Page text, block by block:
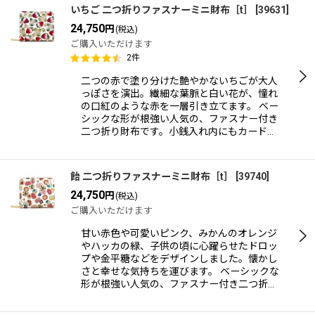
いちご 二つ折りファスナーミニ財布［t］ 39631
24,750円 (税込)
ご購入いただけます
2件
二つの赤で塗り分けた艶やかないちごが大人
っぽさを演出。繊細な葉脈と白い花が、憧れ
の口紅のような赤を一層引き立てます。 ベー
シックな形が根強い人気の、ファスナー付き
二つ折り財布です。小銭入れ内にもカード…
飴 二つ折りファスナーミニ財布［t］ 39740
24,750円 (税込)
ご購入いただけます
甘い赤色や可愛いピンク、みかんのオレンジ
やハッカの緑、子供の頃に心躍らせたドロッ
プや金平糖などをデザインしました。懐かし
さと幸せな気持ちを運びます。 ベーシックな
形が根強い人気の、ファスナー付き二つ折…